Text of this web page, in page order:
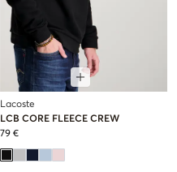
Lacoste
LCB CORE FLEECE CREW
79 €